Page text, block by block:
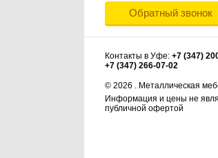
Обратный звонок
Контакты в Уфе: +7 (347)
+7 (347) 266-07-02
© 2026 . Металлическая
Информация и цены не
публичной офертой